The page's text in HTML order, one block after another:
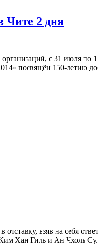
Чите 2 дня
с 31 июля по
посвящён 150-летию
взяв на себя
Хан Гиль и Ан Чхоль Су.